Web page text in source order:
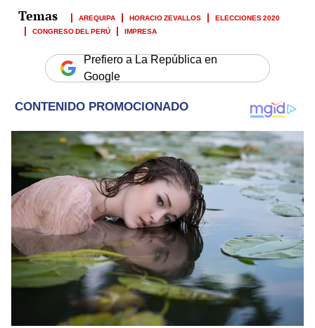
AREQUIPA HORACIO ZEVALLOS
ELECCIONES 2020
CONGRESO DEL PERÚ
IMPRESA
Prefiero a La República en
Google